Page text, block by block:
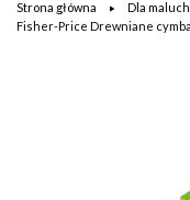
Strona główna Dla
Fisher-Price Drewniane